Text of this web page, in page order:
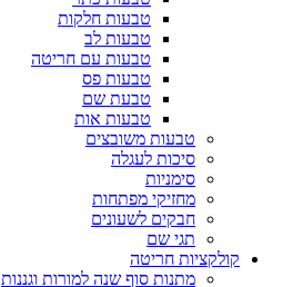
טבעות חלקות
טבעות לב
טבעות עם חריטה
טבעות פס
טבעת שם
טבעות אות
טבעות משובצים
סיכות לעגלה
סימניות
מחזיקי מפתחות
חבקים לשעונים
תגי שם
קולקציות חריטה
מתנות סוף שנה למורות וגננות